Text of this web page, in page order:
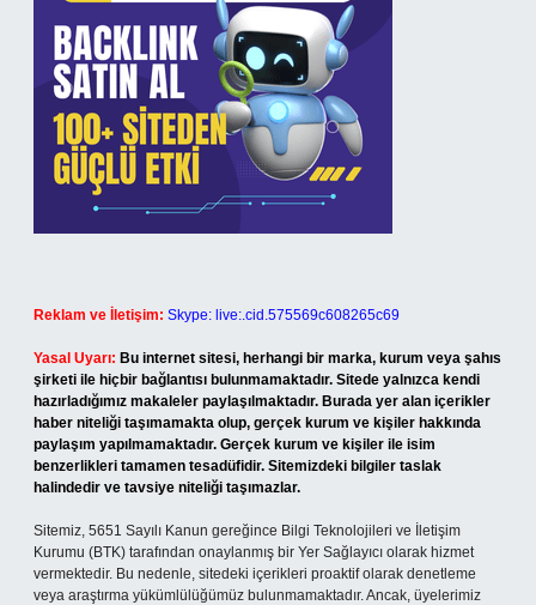
Reklam ve İletişim: Skype: live:.cid.575569c608265c69
Yasal Uyarı: Bu internet sitesi, herhangi bir marka, kurum veya şahıs
şirketi ile hiçbir bağlantısı bulunmamaktadır. Sitede yalnızca kendi
hazırladığımız makaleler paylaşılmaktadır. Burada yer alan içerikler
haber niteliği taşımamakta olup, gerçek kurum ve kişiler hakkında
paylaşım yapılmamaktadır. Gerçek kurum ve kişiler ile isim
benzerlikleri tamamen tesadüfidir. Sitemizdeki bilgiler taslak
halindedir ve tavsiye niteliği taşımazlar.
Sitemiz, 5651 Sayılı Kanun gereğince Bilgi Teknolojileri ve İletişim
Kurumu (BTK) tarafından onaylanmış bir Yer Sağlayıcı olarak hizmet
vermektedir. Bu nedenle, sitedeki içerikleri proaktif olarak denetleme
veya araştırma yükümlülüğümüz bulunmamaktadır. Ancak, üyelerimiz